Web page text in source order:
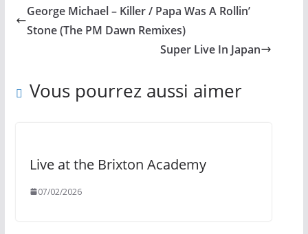
George Michael ‎– Killer / Papa Was A Rollin’
Stone (The PM Dawn Remixes)
Super Live In Japan
Vous pourrez aussi aimer
Live at the Brixton Academy
07/02/2026